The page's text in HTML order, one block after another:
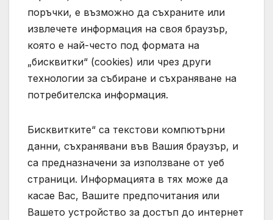
поръчки, е възможно да съхраните или
извлечете информация на своя браузър,
която е най-често под формата на
„бисквитки“ (cookies) или чрез други
технологии за събиране и съхраняване на
потребителска информация.
Бисквитките“ са текстови компютърни
данни, съхранявани във Вашия браузър, и
са предназначени за използване от уеб
страници. Информацията в тях може да
касае Вас, Вашите предпочитания или
Вашето устройство за достъп до интернет